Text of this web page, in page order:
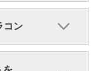
コン